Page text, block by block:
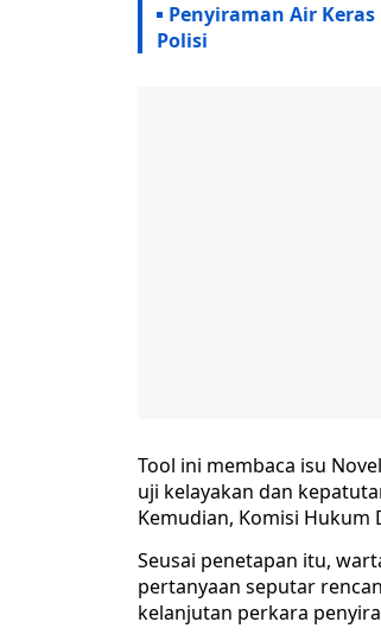
Penyiraman Air
Polisi
Tool ini membaca isu
uji kelayakan dan
Kemudian, Komisi Hukum
Seusai penetapan itu,
pertanyaan seputar
kelanjutan perkara